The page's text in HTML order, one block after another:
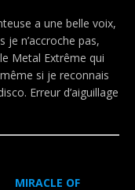
a une belle voix,
je n’accroche pas,
Metal Extrême qui
si je reconnais
Erreur d’aiguillage
MIRACLE OF